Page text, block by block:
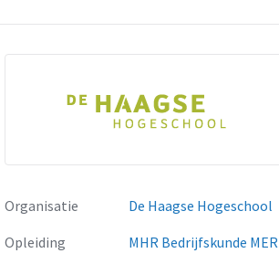
Organisatie
De Haagse Hogeschool
Opleiding
MHR Bedrijfskunde MER